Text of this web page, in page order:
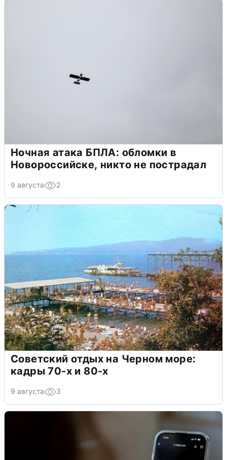
Ночная атака БПЛА: обломки в
Новороссийске, никто не пострадал
9 августа 2
Советский отдых на Черном море:
кадры 70-х и 80-х
9 августа 3